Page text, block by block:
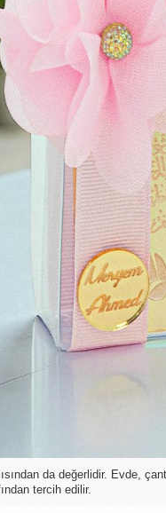
da değerlidir. Evde,
tercih edilir.